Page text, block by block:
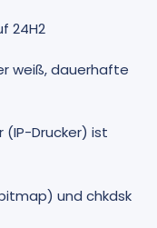
24H2
weiß, dauerhafte
(IP-Drucker) ist
und chkdsk